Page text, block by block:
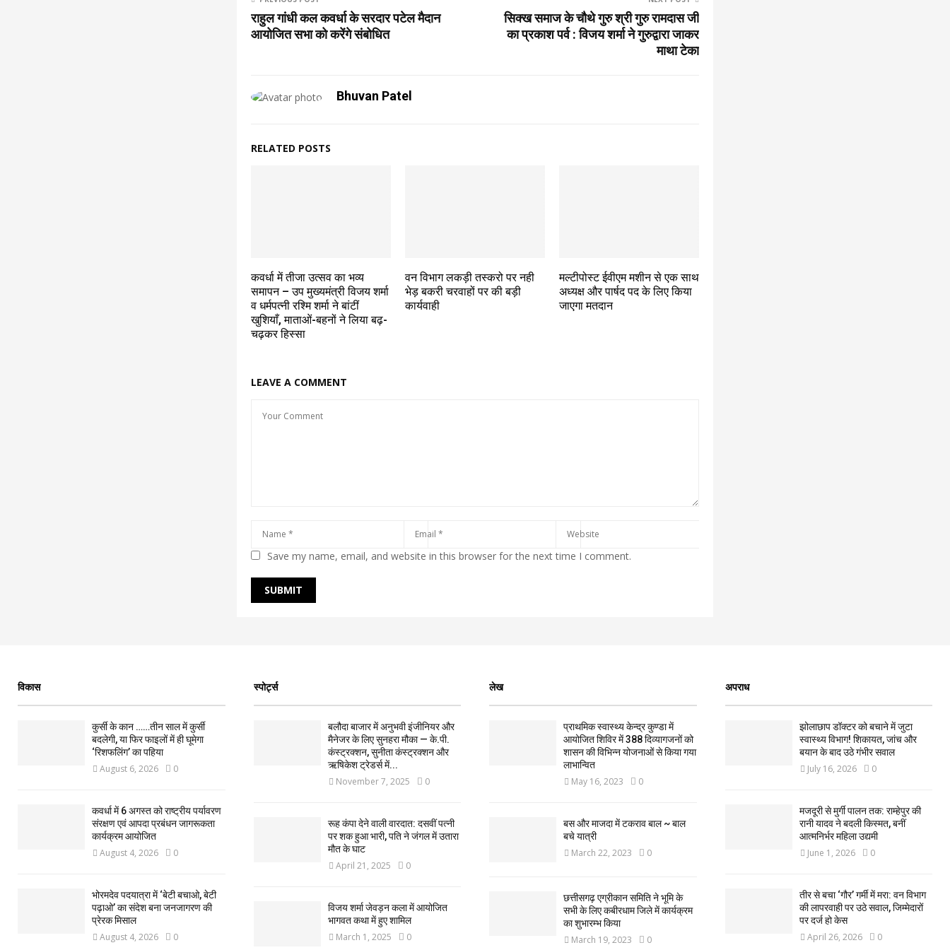
राहुल गांधी कल कवर्धा के सरदार पटेल मैदान
आयोजित सभा को करेंगे संबोधित
सिक्ख समाज के चौथे गुरु श्री गुरु रामदास जी
का प्रकाश पर्व : विजय शर्मा ने गुरुद्वारा जाकर
माथा टेका
Bhuvan Patel
RELATED POSTS
कवर्धा में तीजा उत्सव का भव्य
समापन – उप मुख्यमंत्री विजय शर्मा
व धर्मपत्नी रश्मि शर्मा ने बांटीं
खुशियाँ, माताओं-बहनों ने लिया बढ़-
चढ़कर हिस्सा
वन विभाग लकड़ी तस्करो पर नही
भेड़ बकरी चरवाहों पर की बड़ी
कार्यवाही
मल्टीपोस्ट ईवीएम मशीन से एक साथ
अध्यक्ष और पार्षद पद के लिए किया
जाएगा मतदान
LEAVE A COMMENT
Save my name, email, and website in this browser for the next time I comment.
विकास
कुर्सी के कान ……तीन साल में कुर्सी
बदलेगी, या फिर फाइलों में ही घूमेगा
‘रिशफलिंग’ का पहिया
August 6, 2026 0
कवर्धा में 6 अगस्त को राष्ट्रीय पर्यावरण
संरक्षण एवं आपदा प्रबंधन जागरूकता
कार्यक्रम आयोजित
August 4, 2026 0
भोरमदेव पदयात्रा में ‘बेटी बचाओ, बेटी
पढ़ाओ’ का संदेश बना जनजागरण की
प्रेरक मिसाल
August 4, 2026 0
स्पोर्ट्स
बलौदा बाजार में अनुभवी इंजीनियर और
मैनेजर के लिए सुनहरा मौका — के.पी.
कंस्ट्रक्शन, सुनीता कंस्ट्रक्शन और
ऋषिकेश ट्रेडर्स में...
November 7, 2025 0
रूह कंपा देने वाली वारदात: दसवीं पत्नी
पर शक हुआ भारी, पति ने जंगल में उतारा
मौत के घाट
April 21, 2025 0
विजय शर्मा जेवड़न कला में आयोजित
भागवत कथा में हुए शामिल
March 1, 2025 0
लेख
प्राथमिक स्वास्थ्य केन्द्र कुण्डा में
आयोजित शिविर में 388 दिव्यागजनों को
शासन की विभिन्न योजनाओं से किया गया
लाभान्वित
May 16, 2023 0
बस और माजदा में टकराव बाल ~ बाल
बचे यात्री
March 22, 2023 0
छत्तीसगढ़ एग्रीकान समिति ने भूमि के
सभी के लिए कबीरधाम जिले में कार्यक्रम
का शुभारम्भ किया
March 19, 2023 0
अपराध
झोलाछाप डॉक्टर को बचाने में जुटा
स्वास्थ्य विभाग! शिकायत, जांच और
बयान के बाद उठे गंभीर सवाल
July 16, 2026 0
मजदूरी से मुर्गी पालन तक: राम्हेपुर की
रानी यादव ने बदली किस्मत, बनीं
आत्मनिर्भर महिला उद्यमी
June 1, 2026 0
तीर से बचा ‘गौर’ गर्मी में मरा: वन विभाग
की लापरवाही पर उठे सवाल, जिम्मेदारों
पर दर्ज हो केस
April 26, 2026 0